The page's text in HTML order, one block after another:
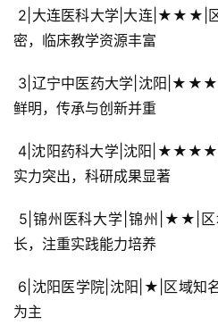
密，临床教学资源丰富
鲜明，传承与创新并重
实力突出，科研成果显著
长，注重实践能力培养
为主